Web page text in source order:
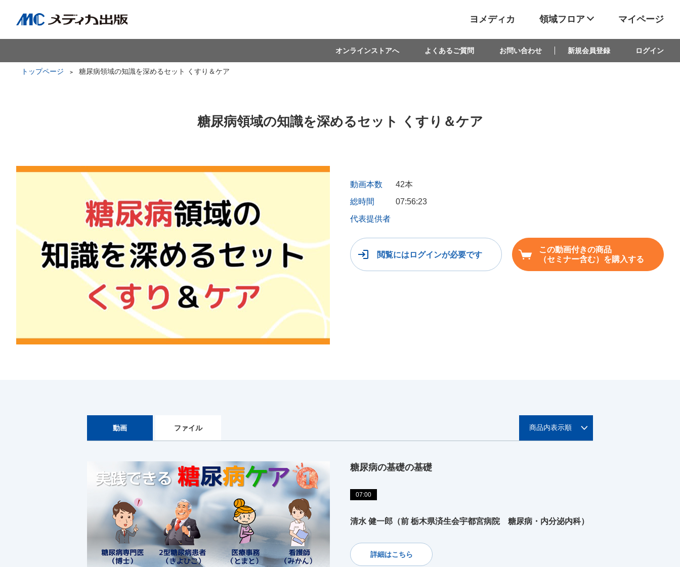
ヨメディカ 領域フロア マイページ
オンラインストアへ よくあるご質問 お問い合わせ 新規会員登録 ログイン
トップページ 糖尿病領域の知識を深めるセット くすり＆ケア
糖尿病領域の知識を深めるセット くすり＆ケア
動画本数
42本
総時間
07:56:23
代表提供者
閲覧にはログインが必要です
この動画付きの商品
（セミナー含む）を購入する
動画 ファイル
糖尿病の基礎の基礎
07:00
清水 健一郎（前 栃木県済生会宇都宮病院 糖尿病・内分泌内科）
詳細はこちら